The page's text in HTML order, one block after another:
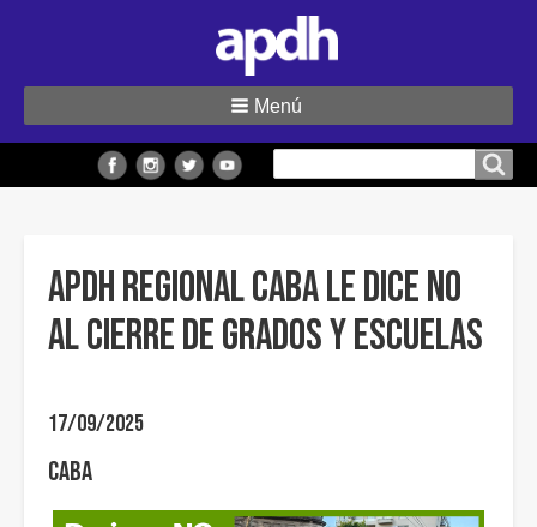
sitio
Menú
APDH Regional CABA le dice NO
al cierre de grados y escuelas
17/09/2025
CABA